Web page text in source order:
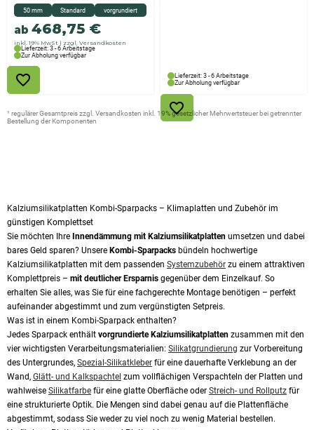
50 mm Standard vorgrundiert
ab468,75 €
inkl. 19% MwSt zzgl. Versandkosten
Lieferzeit: 3 - 6 Arbeitstage
Zur Abholung verfügbar
Lieferzeit: 3 - 6 Arbeitstage
Zur Abholung verfügbar
¹ regulärer Gesamtpreis zzgl. Versandkosten inkl. 19% gesetzlicher Mehrwertsteuer bei getrennter
Bestellung der Komponenten
Kalziumsilikatplatten Kombi-Sparpacks – Klimaplatten und Zubehör im
günstigen Komplettset
Sie möchten Ihre Innendämmung mit Kalziumsilikatplatten umsetzen und dabei
bares Geld sparen? Unsere Kombi-Sparpacks bündeln hochwertige
Kalziumsilikatplatten mit dem passenden Systemzubehör zu einem attraktiven
Komplettpreis – mit deutlicher Ersparnis gegenüber dem Einzelkauf. So
erhalten Sie alles, was Sie für eine fachgerechte Montage benötigen – perfekt
aufeinander abgestimmt und zum vergünstigten Setpreis.
Was ist in einem Kombi-Sparpack enthalten?
Jedes Sparpack enthält vorgrundierte Kalziumsilikatplatten zusammen mit den
vier wichtigsten Verarbeitungsmaterialien: Silikatgrundierung zur Vorbereitung
des Untergrundes, Spezial-Silikatkleber für eine dauerhafte Verklebung an der
Wand, Glätt- und Kalkspachtel zum vollflächigen Verspachteln der Platten und
wahlweise Silikatfarbe für eine glatte Oberfläche oder Streich- und Rollputz für
eine strukturierte Optik. Die Mengen sind dabei genau auf die Plattenfläche
abgestimmt, sodass Sie weder zu viel noch zu wenig Material bestellen.